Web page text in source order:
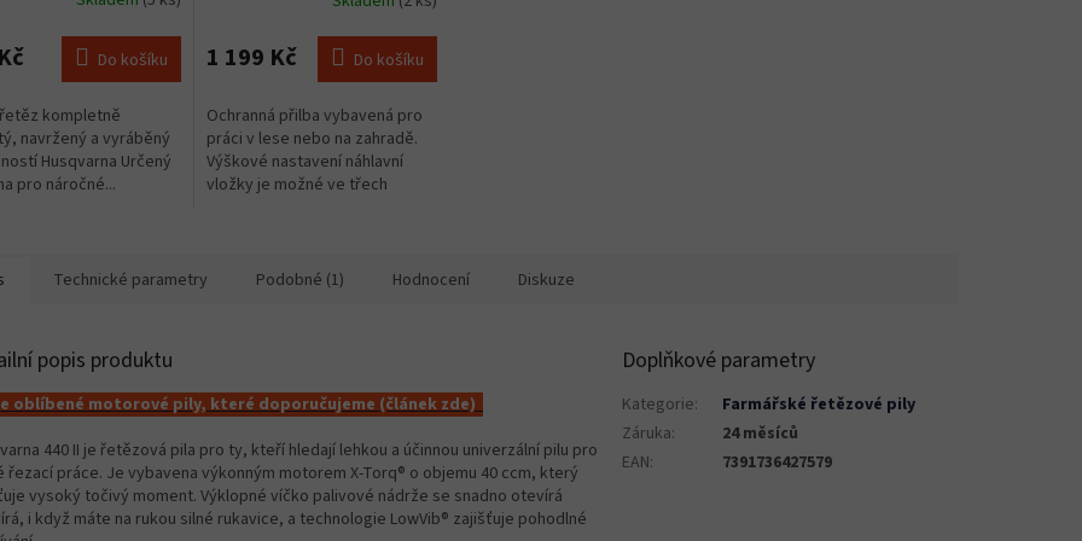
Do košíku
kompletně
navržený a vyráběný
Husqvarna Určený
pro náročné...
1 199 Kč Do košíku
Ochranná přilba vybavená pro
práci v lese nebo na zahradě.
Výškové nastavení náhlavní
vložky je možné ve třech
Technické parametry Podobné (1) Hodnocení Diskuze
popis produktu
oblíbené motorové pily, které doporučujeme (článek zde)
440 II je řetězová pila pro ty, kteří hledají lehkou a účinnou univerzální pilu pro
řezací práce. Je vybavena výkonným motorem X-Torq® o objemu 40 ccm, který
vysoký točivý moment. Výklopné víčko palivové nádrže se snadno otevírá
i když máte na rukou silné rukavice, a technologie LowVib® zajišťuje pohodlné
Doplňkové parametry
Kategorie:
Farmářské řetězové pily
Záruka:
24 měsíců
EAN: 7391736427579